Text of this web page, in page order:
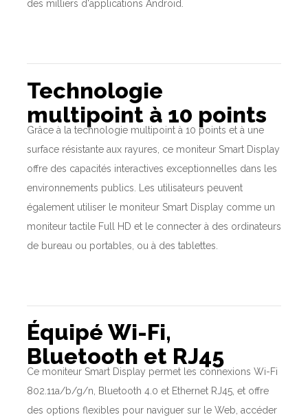
des milliers d'applications Android.
Technologie
multipoint à 10 points
Grâce à la technologie multipoint à 10 points et à une
surface résistante aux rayures, ce moniteur Smart Display
offre des capacités interactives exceptionnelles dans les
environnements publics. Les utilisateurs peuvent
également utiliser le moniteur Smart Display comme un
moniteur tactile Full HD et le connecter à des ordinateurs
de bureau ou portables, ou à des tablettes.
Équipé Wi-Fi,
Bluetooth et RJ45
Ce moniteur Smart Display permet les connexions Wi-Fi
802.11a/b/g/n, Bluetooth 4.0 et Ethernet RJ45, et offre
des options flexibles pour naviguer sur le Web, accéder